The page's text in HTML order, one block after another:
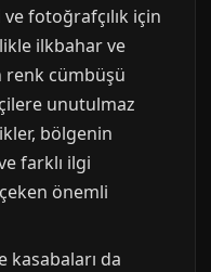
fotoğrafçılık için
ilkbahar ve
renk cümbüşü
unutulmaz
bölgenin
farklı ilgi
önemli
kasabaları da